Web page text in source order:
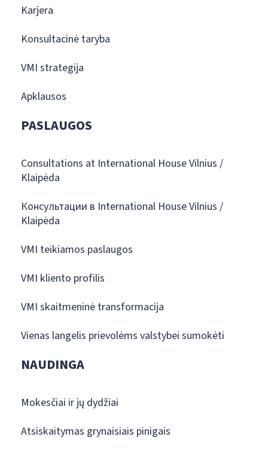
Karjera
Konsultacinė taryba
VMI strategija
Apklausos
PASLAUGOS
Consultations at International House Vilnius /
Klaipėda
Консультации в International House Vilnius /
Klaipėda
VMI teikiamos paslaugos
VMI kliento profilis
VMI skaitmeninė transformacija
Vienas langelis prievolėms valstybei sumokėti
NAUDINGA
Mokesčiai ir jų dydžiai
Atsiskaitymas grynaisiais pinigais